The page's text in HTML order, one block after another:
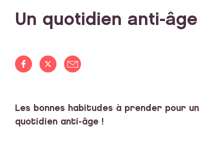
Un quotidien anti-âge
Les bonnes habitudes à prender pour un
quotidien anti-âge !